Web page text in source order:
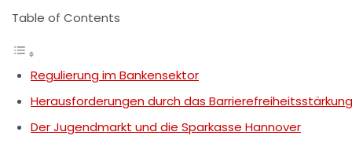
Table of Contents
Regulierung im Bankensektor
Herausforderungen durch das
Der Jugendmarkt und die Sparkasse Hannover